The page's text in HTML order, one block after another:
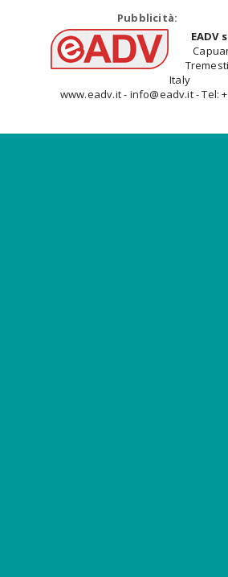
Pubblicità:
EADV
Italy
www.eadv.it - info@eadv.it - Tel: